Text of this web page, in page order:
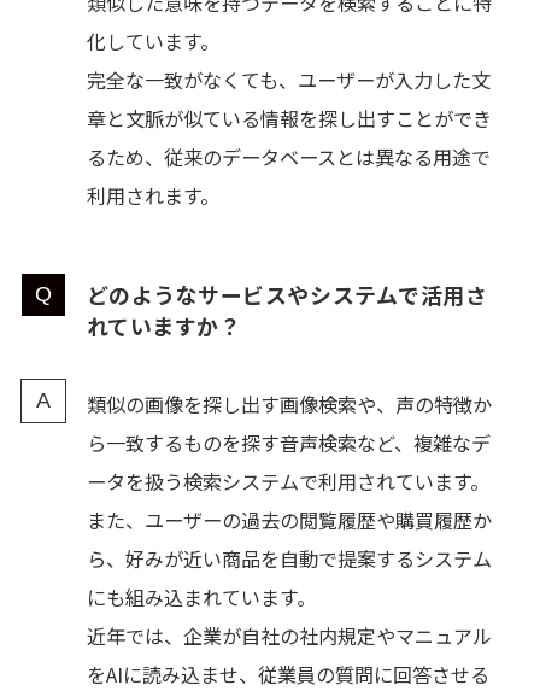
化しています。
完全な一致がなくても、ユーザーが入力した文
章と文脈が似ている情報を探し出すことができ
るため、従来のデータベースとは異なる用途で
利用されます。
どのようなサービスやシステムで活用さ
れていますか？
類似の画像を探し出す画像検索や、声の特徴か
ら一致するものを探す音声検索など、複雑なデ
ータを扱う検索システムで利用されています。
また、ユーザーの過去の閲覧履歴や購買履歴か
ら、好みが近い商品を自動で提案するシステム
にも組み込まれています。
近年では、企業が自社の社内規定やマニュアル
をAIに読み込ませ、従業員の質問に回答させる